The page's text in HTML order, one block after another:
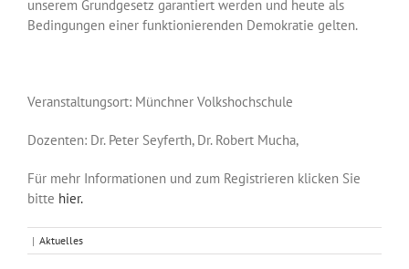
unserem Grundgesetz garantiert werden und heute als
Bedingungen einer funktionierenden Demokratie gelten.
Veranstaltungsort: Münchner Volkshochschule
Dozenten: Dr. Peter Seyferth, Dr. Robert Mucha,
Für mehr Informationen und zum Registrieren klicken Sie
bitte hier.
| Aktuelles